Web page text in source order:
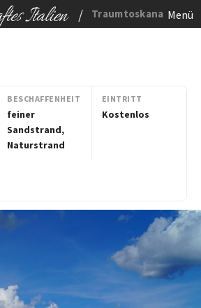
/ Traumtoskana Menü
BESCHAFFENHEIT
feiner
Sandstrand,
Naturstrand
EINTRITT
Kostenlos